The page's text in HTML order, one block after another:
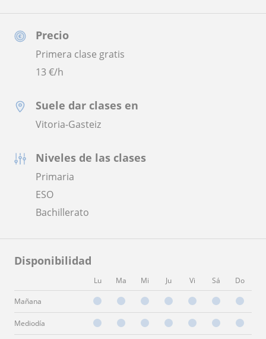
Precio
Primera clase gratis
13 €/h
Suele dar clases en
Vitoria-Gasteiz
Niveles de las clases
Primaria
ESO
Bachillerato
Disponibilidad
Lu Ma Mi Ju Vi Sá Do
Mañana
Mediodía